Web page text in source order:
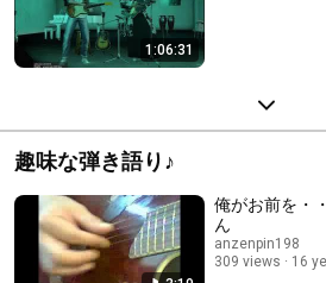
1:06:31
趣味な弾き語り♪
俺がお前を・
ん
anzenpin198
309 views
16